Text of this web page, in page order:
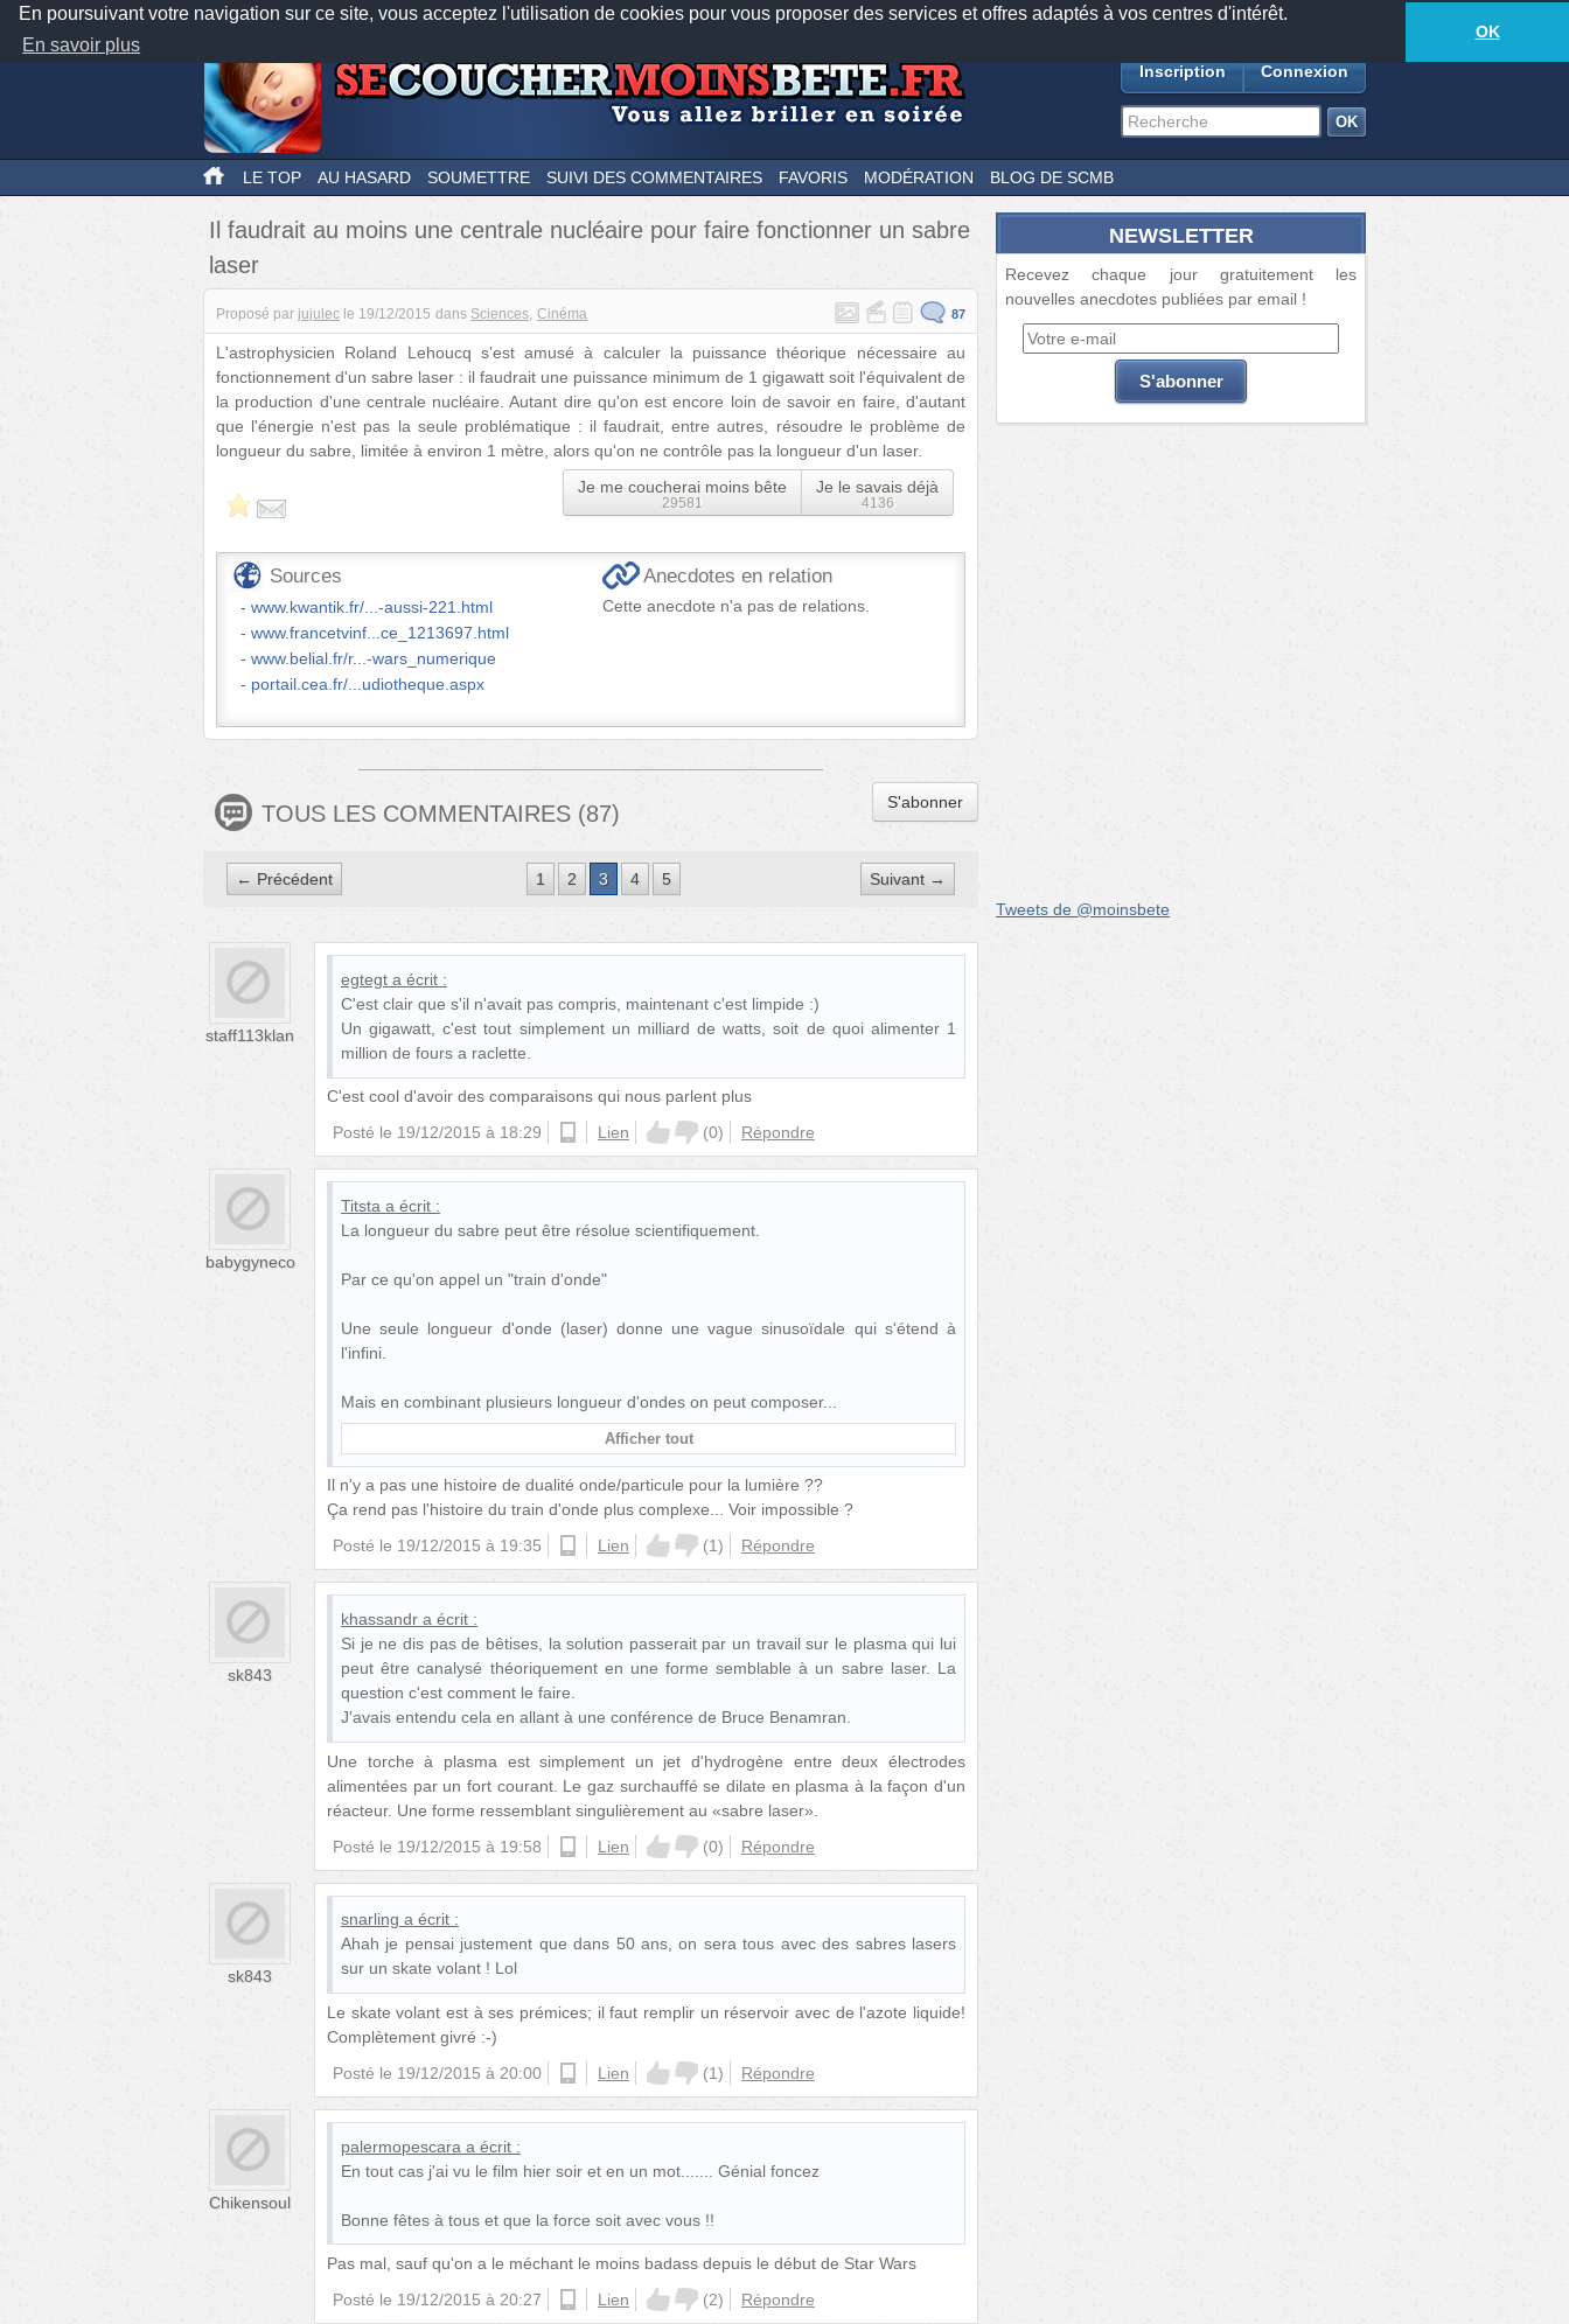
En poursuivant votre navigation sur ce site, vous acceptez l'utilisation de cookies pour vous proposer des services et offres adaptés à vos centres d'intérêt.
En savoir plus
OK
Nos applications mobiles Newsletter Facebook
TwitterFeeds18885anecdotes-403lecteurs connectés
Inscription Connexion
LE TOP AU HASARD SOUMETTRE SUIVI DES COMMENTAIRES FAVORIS MODÉRATION BLOG DE SCMB
Il faudrait au moins une centrale nucléaire pour faire fonctionner un sabre
laser
Proposé par jujulec le 19/12/2015 dans Sciences Cinéma 87
L'astrophysicien Roland Lehoucq s'est amusé à calculer la puissance théorique nécessaire au
fonctionnement d'un sabre laser : il faudrait une puissance minimum de 1 gigawatt soit l'équivalent de
la production d'une centrale nucléaire. Autant dire qu'on est encore loin de savoir en faire, d'autant
que l'énergie n'est pas la seule problématique : il faudrait, entre autres, résoudre le problème de
longueur du sabre, limitée à environ 1 mètre, alors qu'on ne contrôle pas la longueur d'un laser.
Je me coucherai moins bête
29581
Je le savais déjà
4136
Sources
www.kwantik.fr/...-aussi-221.html
www.francetvinf...ce_1213697.html
www.belial.fr/r...-wars_numerique
portail.cea.fr/...udiotheque.aspx
Anecdotes en relation
Cette anecdote n'a pas de relations.
TOUS LES COMMENTAIRES (87) S'abonner
← Précédent 1 2 3 4 5 Suivant →
staff113klan
egtegt a écrit :
C'est clair que s'il n'avait pas compris, maintenant c'est limpide :)
Un gigawatt, c'est tout simplement un milliard de watts, soit de quoi alimenter 1
million de fours a raclette.
C'est cool d'avoir des comparaisons qui nous parlent plus
Posté le 19/12/2015 à 18:29 androidLien (0) Répondre
babygyneco
Titsta a écrit :
La longueur du sabre peut être résolue scientifiquement.
Par ce qu'on appel un "train d'onde"
Une seule longueur d'onde (laser) donne une vague sinusoïdale qui s'étend à
l'infini.
Mais en combinant plusieurs longueur d'ondes on peut composer
Afficher tout
Il n'y a pas une histoire de dualité onde/particule pour la lumière ??
Ça rend pas l'histoire du train d'onde plus complexe... Voir impossible ?
Posté le 19/12/2015 à 19:35 androidLien (1) Répondre
sk843
khassandr a écrit :
Si je ne dis pas de bêtises, la solution passerait par un travail sur le plasma qui lui
peut être canalysé théoriquement en une forme semblable à un sabre laser. La
question c'est comment le faire.
J'avais entendu cela en allant à une conférence de Bruce Benamran.
Une torche à plasma est simplement un jet d'hydrogène entre deux électrodes
alimentées par un fort courant. Le gaz surchauffé se dilate en plasma à la façon d'un
réacteur. Une forme ressemblant singulièrement au «sabre laser».
Posté le 19/12/2015 à 19:58 androidLien (0) Répondre
sk843
snarling a écrit :
Ahah je pensai justement que dans 50 ans, on sera tous avec des sabres lasers
sur un skate volant ! Lol
Le skate volant est à ses prémices; il faut remplir un réservoir avec de l'azote liquide!
Complètement givré :-)
Posté le 19/12/2015 à 20:00 androidLien (1) Répondre
Chikensoul
palermopescara a écrit :
En tout cas j'ai vu le film hier soir et en un mot....... Génial foncez
Bonne fêtes à tous et que la force soit avec vous !!
Pas mal, sauf qu'on a le méchant le moins badass depuis le début de Star Wars
Posté le 19/12/2015 à 20:27 androidLien (2) Répondre
NEWSLETTER
Recevez chaque jour gratuitement les
nouvelles anecdotes publiées par email !
Tweets de @moinsbete